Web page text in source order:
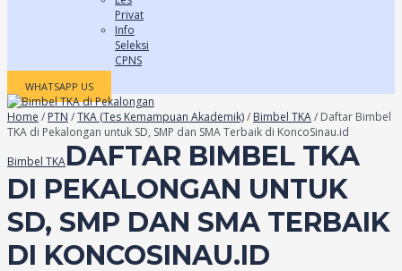
Privat
Info
Seleksi
CPNS
WHATSAPP US
Home / PTN /TKA (Tes Kemampuan Akademik)/ Bimbel TKA/ Daftar Bimbel
TKA di Pekalongan untuk SD, SMP dan SMA Terbaik di KoncoSinau.id
Bimbel TKADAFTAR BIMBEL TKA
DI PEKALONGAN UNTUK
SD, SMP DAN SMA TERBAIK
DI KONCOSINAU.ID